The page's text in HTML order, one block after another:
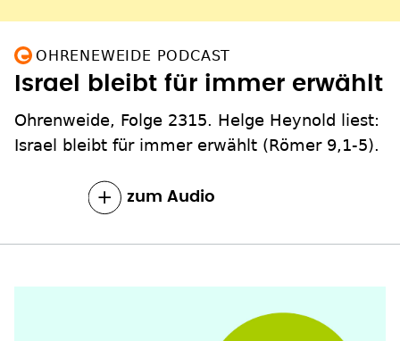
OHRENEWEIDE PODCAST
Israel bleibt für immer erwählt
Ohrenweide, Folge 2315. Helge Heynold liest:
Israel bleibt für immer erwählt (Römer 9,1-5).